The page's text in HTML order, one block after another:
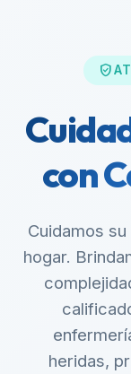
verified_user
con
Cuidamos
hogar.
heridas,